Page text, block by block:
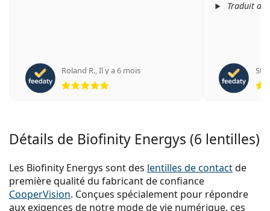
Roland R.,Il y a 6 mois
Traduit
Détails de Biofinity Energys (6 lentilles)
Les Biofinity Energys sont des lentilles de contactde
première qualité du fabricant de confiance
CooperVision. Conçues spécialement pour répondre
aux exigences de notre mode de vie numérique, ces